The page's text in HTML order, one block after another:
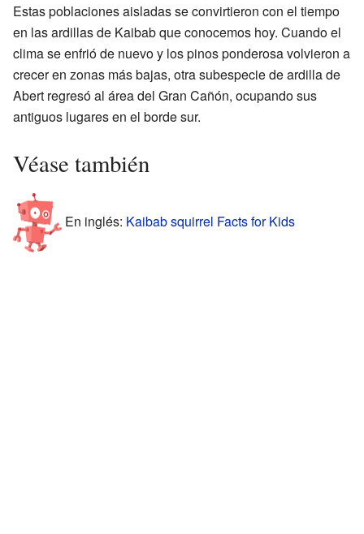
Estas poblaciones aisladas se convirtieron con el tiempo
en las ardillas de Kaibab que conocemos hoy. Cuando el
clima se enfrió de nuevo y los pinos ponderosa volvieron a
crecer en zonas más bajas, otra subespecie de ardilla de
Abert regresó al área del Gran Cañón, ocupando sus
antiguos lugares en el borde sur.
Véase también
En inglés: Kaibab squirrel Facts for Kids